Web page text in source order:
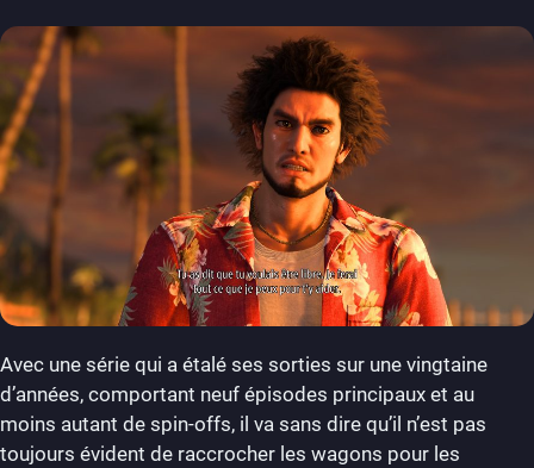
Avec une série qui a étalé ses sorties sur une vingtaine
d’années, comportant neuf épisodes principaux et au
moins autant de spin-offs, il va sans dire qu’il n’est pas
toujours évident de raccrocher les wagons pour les